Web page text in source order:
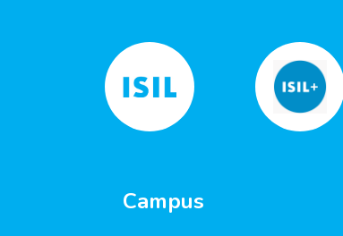
Campus